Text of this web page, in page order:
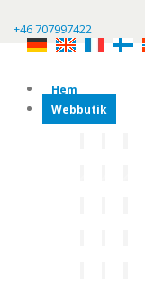
+46 707997422
Hem
Webbutik